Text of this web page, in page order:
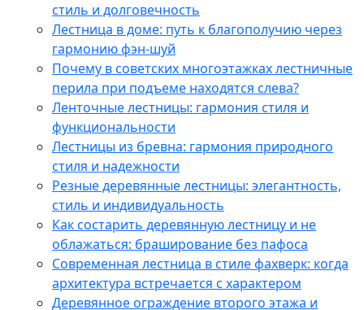
стиль и долговечность
Лестница в доме: путь к благополучию через
гармонию фэн-шуй
Почему в советских многоэтажках лестничные
перила при подъеме находятся слева?
Ленточные лестницы: гармония стиля и
функциональности
Лестницы из бревна: гармония природного
стиля и надежности
Резные деревянные лестницы: элегантность,
стиль и индивидуальность
Как состарить деревянную лестницу и не
облажаться: браширование без пафоса
Современная лестница в стиле фахверк: когда
архитектура встречается с характером
Деревянное ограждение второго этажа и